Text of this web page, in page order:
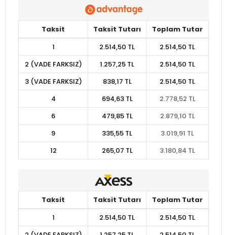
Taksit Taksit Tutarı
Toplam Tutar
1
2.514,50 TL
2.514,50 TL
2 (VADE FARKSIZ)
1.257,25 TL
2.514,50 TL
3 (VADE FARKSIZ)
838,17 TL
2.514,50 TL
4
694,63 TL
2.778,52 TL
6
479,85 TL
2.879,10 TL
9
335,55 TL
3.019,91 TL
12
265,07 TL 3.180,84 TL
Taksit Taksit Tutarı
Toplam Tutar
1
2.514,50 TL
2.514,50 TL